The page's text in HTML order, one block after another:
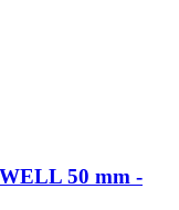
50 mm -